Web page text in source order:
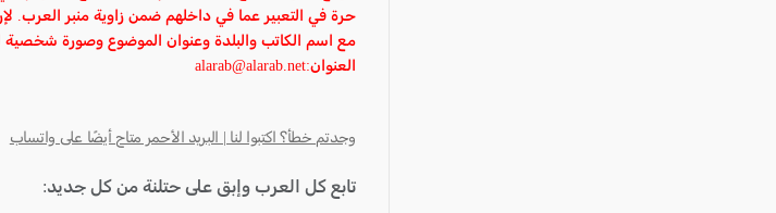
حرة في التعبير عما في داخلهم ضمن زاوية منبر العرب.
مع اسم الكاتب والبلدة وعنوان الموضوع وصورة شخصية
العنوان:alarab@alarab.net
وجدتم خطأ؟ اكتبوا لنا | البريد الأحمر متاح أيضًا على واتساب
تابع كل العرب وإبق على حتلنة من كل جديد: